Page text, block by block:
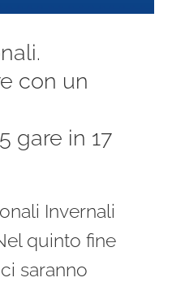
con un
gare in 17
Invernali
quinto fine
saranno